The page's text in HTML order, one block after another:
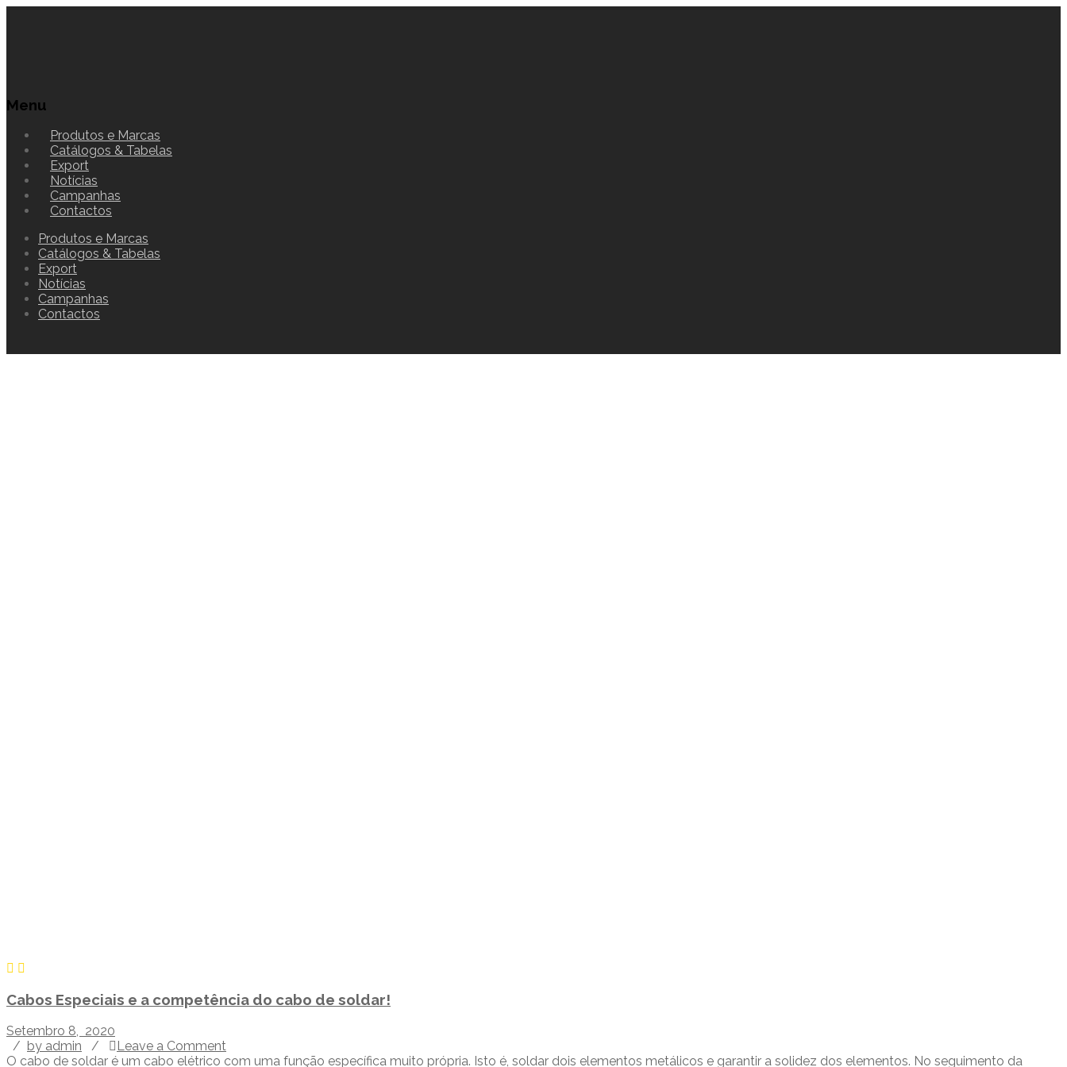
Menu
Produtos e Marcas
Catálogos & Tabelas
Export
Notícias
Campanhas
Contactos
Produtos e Marcas
Catálogos & Tabelas
Export
Notícias
Campanhas
Contactos
Cabos Especiais e a competência do cabo de soldar!
Setembro 8, 2020
/ by admin /
Leave a Comment
O cabo de soldar é um cabo elétrico com uma função específica muito própria. Isto é, soldar dois elementos metálicos e garantir a solidez dos elementos. No seguimento da